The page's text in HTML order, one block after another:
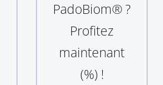
PadoBiom® ?
Profitez
maintenant
(%) !